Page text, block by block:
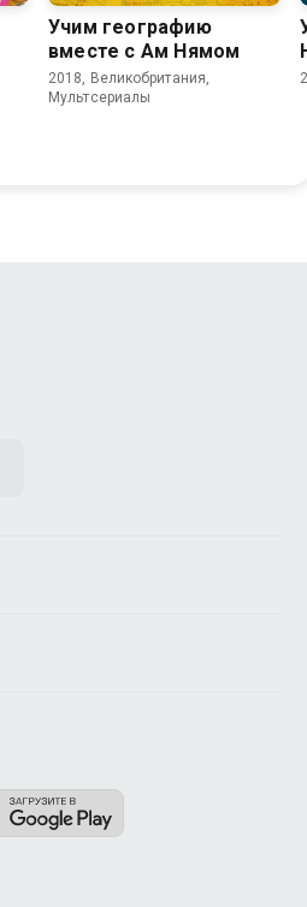
Учим географию
вместе с Ам Нямом
2018, Великобритания,
Мультсериалы